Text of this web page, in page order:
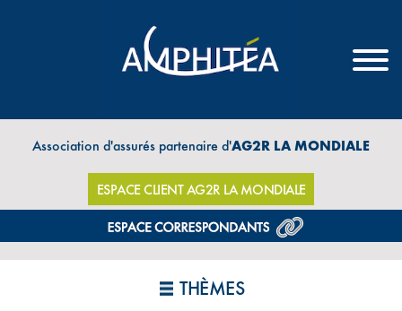
Association d'assurés partenaire d'AG2R LA MONDIALE
ESPACE CLIENT AG2R LA MONDIALE
THÈMES